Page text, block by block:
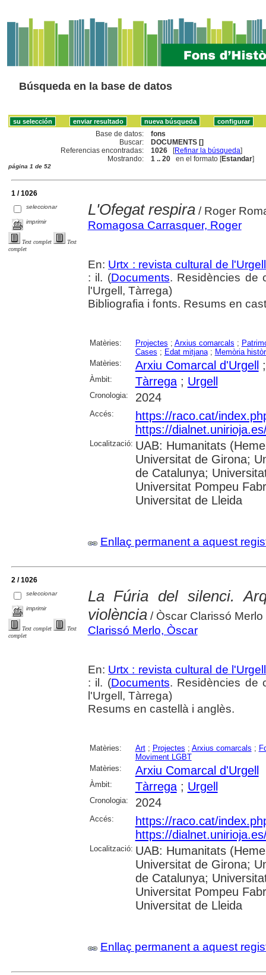
Búsqueda en la base de datos
Base de datos:
fons
Buscar:
DOCUMENTS []
Referencias encontradas:
1026 [Refinar la búsqueda]
Mostrando:
1 .. 20 en el formato [Estandar]
página 1 de 52
1 / 1026
seleccionar
imprimir
Text complet
Text
complet
L'Ofegat respira/ Roger
Romagosa Carrasquer, Roger
En: Urtx : revista cultural de l'Urgell
: il. (Documents. Residències de
l'Urgell, Tàrrega)
Bibliografia i fonts. Resums en
Matèries: Projectes ; Arxius comarcals ;
Cases ; Edat mitjana; Memòria
Matèries:
Arxiu Comarcal d'Urgell
Àmbit: Tàrrega; Urgell
Cronologia: 2024
Accés:
https://raco.cat/
https://
Localització: UAB: Humanitats
Universitat de Girona;
de Catalunya;
Universitat Pompeu
Universitat de Lleida
Enllaç permanent a aquest
2 / 1026
seleccionar
imprimir
Text complet
Text
complet
La Fúria del silenci.
violència/ Òscar Clarissó Merlo
Clarissó Merlo, Òscar
En: Urtx : revista cultural de l'Urgell
: il. (Documents. Residències de
l'Urgell, Tàrrega)
Resums en castellà i anglès.
Matèries: Art; Projectes ; Arxius comarcals ;
Moviment LGBT
Matèries:
Arxiu Comarcal d'Urgell
Àmbit: Tàrrega; Urgell
Cronologia: 2024
Accés:
https://raco.cat/
https://
Localització: UAB: Humanitats
Universitat de Girona;
de Catalunya;
Universitat Pompeu
Universitat de Lleida
Enllaç permanent a aquest